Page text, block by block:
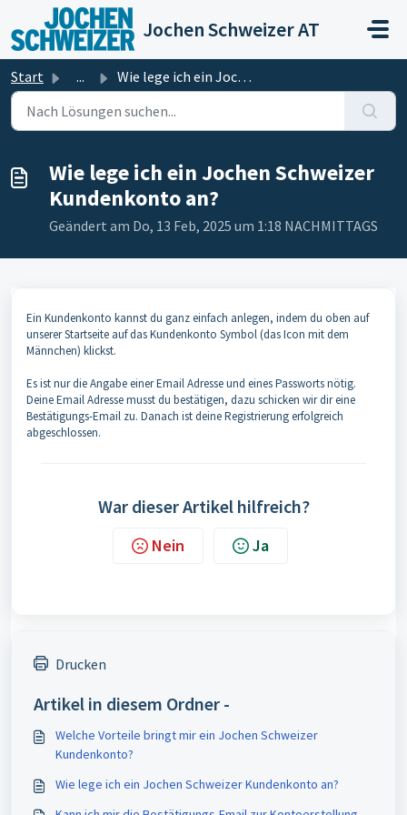
Zum hauptsächlichen Inhalt gehen
Jochen Schweizer AT
Start ... Wie lege ich ein Jochen Schweizer Kundenkonto an?
Wie lege ich ein Jochen Schweizer
Kundenkonto an?
Geändert am Do, 13 Feb, 2025 um 1:18 NACHMITTAGS
Ein Kundenkonto kannst du ganz einfach anlegen, indem du oben auf
unserer Startseite auf das Kundenkonto Symbol (das Icon mit dem
Männchen) klickst.
Es ist nur die Angabe einer Email Adresse und eines Passworts nötig.
Deine Email Adresse musst du bestätigen, dazu schicken wir dir eine
Bestätigungs-Email zu. Danach ist deine Registrierung erfolgreich
abgeschlossen.
War dieser Artikel hilfreich?
Nein Ja
Drucken
Artikel in diesem Ordner -
Welche Vorteile bringt mir ein Jochen Schweizer
Kundenkonto?
Wie lege ich ein Jochen Schweizer Kundenkonto an?